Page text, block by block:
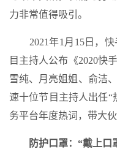
力非常值得吸引。
2021年1月15日，快
目主持人公布《2020快
雪纯、月亮姐姐、俞洁
速十位节目主持人出任“
务平台年度热词，带大
防护口罩：“戴上口